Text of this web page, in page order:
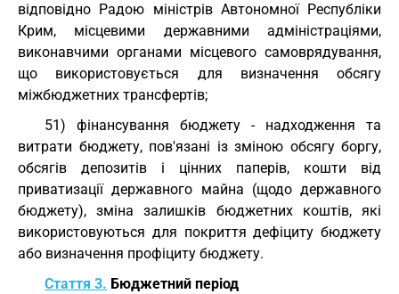
відповідно Радою міністрів Автономної Республіки
Крим, місцевими державними адміністраціями,
виконавчими органами місцевого самоврядування,
що використовується для визначення обсягу
міжбюджетних трансфертів;
51) фінансування бюджету - надходження та
витрати бюджету, пов'язані із зміною обсягу боргу,
обсягів депозитів і цінних паперів, кошти від
приватизації державного майна (щодо державного
бюджету), зміна залишків бюджетних коштів, які
використовуються для покриття дефіциту бюджету
або визначення профіциту бюджету.
Стаття 3. Бюджетний період